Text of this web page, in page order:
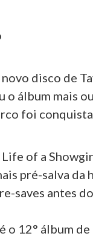
disco de
o álbum mais
foi
of a
pré-salva
saves antes
o 12° álbum